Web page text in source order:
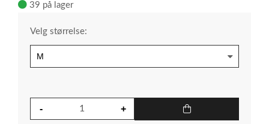
39 på lager
Velg størrelse: